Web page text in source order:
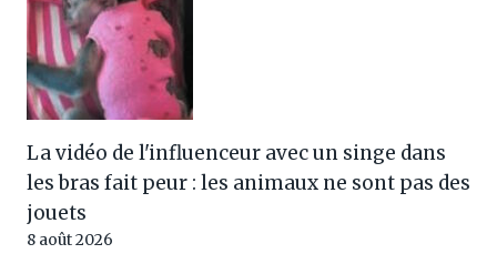
La vidéo de l'influenceur avec un singe dans
les bras fait peur : les animaux ne sont pas des
jouets
8 août 2026